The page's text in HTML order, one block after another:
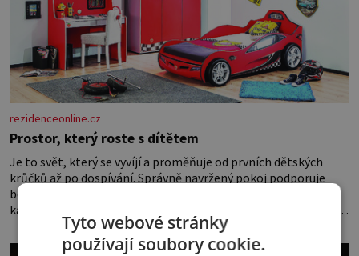
rezidenceonline.cz
Prostor, který roste s dítětem
Je to svět, který se vyvíjí a proměňuje od prvních dětských
krůčků až po dospívání. Správně navržený pokoj podporuje
bezpečí, kreativitu, soustředění i odpočinek a reaguje na
každou etapu života a specifické potřeby dítěte. Pro nejmenší
je klíčová jednoduchost, měkkost a bezpečí, proto by pokoj
miminka měl působit především klidně a útulně. Předškolní
Tyto webové stránky
používají soubory cookie.